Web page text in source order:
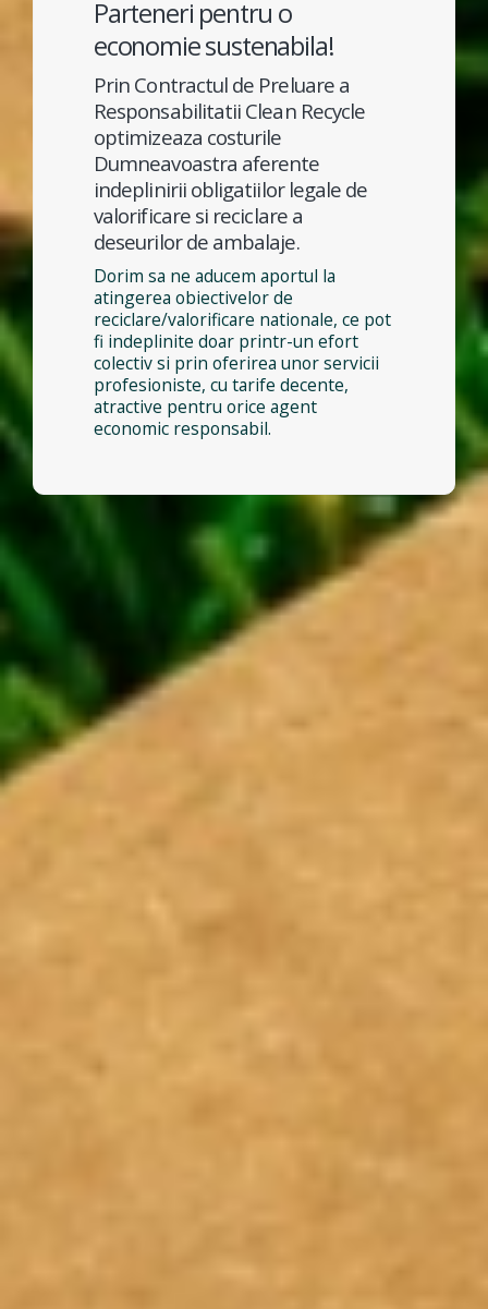
Parteneri pentru o
economie sustenabila!
Prin Contractul de Preluare a
Responsabilitatii Clean Recycle
optimizeaza costurile
Dumneavoastra aferente
indeplinirii obligatiilor legale de
valorificare si reciclare a
deseurilor de ambalaje.
Dorim sa ne aducem aportul la
atingerea obiectivelor de
reciclare/valorificare nationale, ce pot
fi indeplinite doar printr-un efort
colectiv si prin oferirea unor servicii
profesioniste, cu tarife decente,
atractive pentru orice agent
economic responsabil.